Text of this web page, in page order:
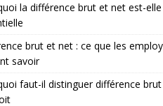
la différence brut et net est-elle
brut et net : ce que les
savoir
faut-il distinguer différence